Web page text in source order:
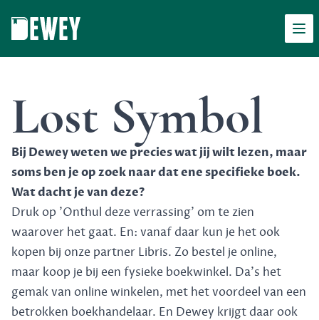
Lost Symbol
Bij Dewey weten we precies wat jij wilt lezen, maar
soms ben je op zoek naar dat ene specifieke boek.
Wat dacht je van deze?
Druk op 'Onthul deze verrassing' om te zien
waarover het gaat. En: vanaf daar kun je het ook
kopen bij onze partner Libris. Zo bestel je online,
maar koop je bij een fysieke boekwinkel. Da's het
gemak van online winkelen, met het voordeel van een
betrokken boekhandelaar. En Dewey krijgt daar ook